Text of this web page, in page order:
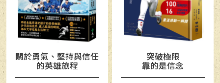
關於勇氣、堅持與信任
的英雄旅程
突破極限
靠的是信念